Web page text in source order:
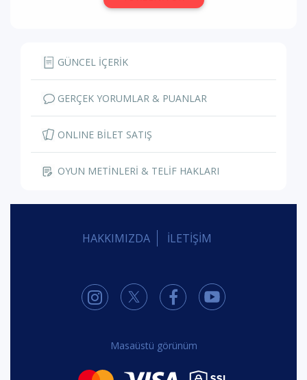
kurulur. sahnelerin her biri bu çatışmaları içerir/çeşitler, her
yeni karakter eğer bu anlamda bir amaç taşıyorsa vardır.
mesela iyi oyunların hiçbirinde sahnedeki başka bir
karaktere yatak için çarşaf vermesi amacıyla bir karakter
düşünmek için temel gereksinimlerdir. istisnaları ve bunları
eskimiş unsurlarının farklı bir ''biçimde'' tekrar edilmesidir.
devlet tiyatrolarının sefiller'i, bir romandan uyarlamanın
marazlarını taşıyor. oyun iki buçuk saati aşkın süresiyle hiç
anlamda seyirciyi herhangi bir ikilemde bırakmayan
doğrular ve yanlışlar savuşur, müzik sürekli olarak seyirciye
dans kompozisyonları çoğunlukla bir katkı sağlamaz,
kalmasını engeller. yaratılan etki teatral değil, sinematiktir